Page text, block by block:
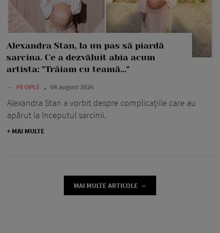
Alexandra Stan, la un pas să piardă
sarcina. Ce a dezvăluit abia acum
artista: "Trăiam cu teamă..."
— PEOPLE 04 august 2026
Alexandra Stan a vorbit despre complicațiile care au
apărut la începutul sarcinii.
+ MAI MULTE
MAI MULTE ARTICOLE